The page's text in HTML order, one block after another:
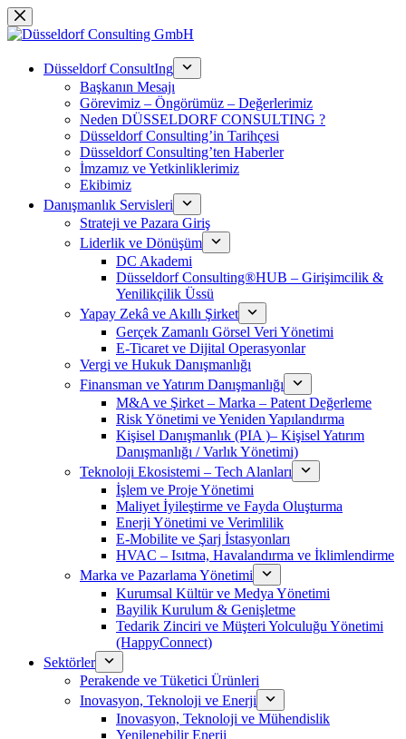
Skip
to
Düsseldorf ConsultIng
Başkanın Mesajı
Görevimiz – Öngörümüz – Değerlerimiz
Neden DÜSSELDORF CONSULTING ?
Düsseldorf Consulting’in Tarihçesi
Düsseldorf Consulting’ten Haberler
İmzamız ve Yetkinliklerimiz
Ekibimiz
Danışmanlık Servisleri
Strateji ve Pazara Giriş
Liderlik ve Dönüşüm
DC Akademi
Düsseldorf Consulting®HUB – Girişimcilik &
Yenilikçilik Üssü
Yapay Zekâ ve Akıllı Şirket
Gerçek Zamanlı Görsel Veri Yönetimi
E-Ticaret ve Dijital Operasyonlar
Vergi ve Hukuk Danışmanlığı
Finansman ve Yatırım Danışmanlığı
M&A ve Şirket – Marka – Patent Değerleme
Risk Yönetimi ve Yeniden Yapılandırma
Kişisel Danışmanlık (PIA )– Kişisel Yatırım
Danışmanlığı / Varlık Yönetimi)
Teknoloji Ekosistemi – Tech Alanları
İşlem ve Proje Yönetimi
Maliyet İyileştirme ve Fayda Oluşturma
Enerji Yönetimi ve Verimlilik
E-Mobilite ve Şarj İstasyonları
HVAC – Isıtma, Havalandırma ve İklimlendirme
Marka ve Pazarlama Yönetimi
Kurumsal Kültür ve Medya Yönetimi
Bayilik Kurulum & Genişletme
Tedarik Zinciri ve Müşteri Yolculuğu Yönetimi
(HappyConnect)
Sektörler
Perakende ve Tüketici Ürünleri
Inovasyon, Teknoloji ve Enerji
Inovasyon, Teknoloji ve Mühendislik
Yenilenebilir Enerji